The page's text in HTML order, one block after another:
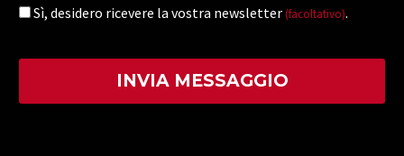
Sì, desidero ricevere la vostra newsletter (facoltativo).